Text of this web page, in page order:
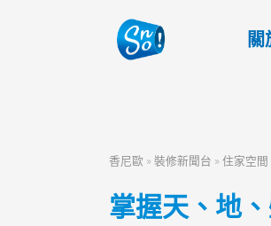
香尼歐 »裝修新聞台 »住家空間
掌握天、地